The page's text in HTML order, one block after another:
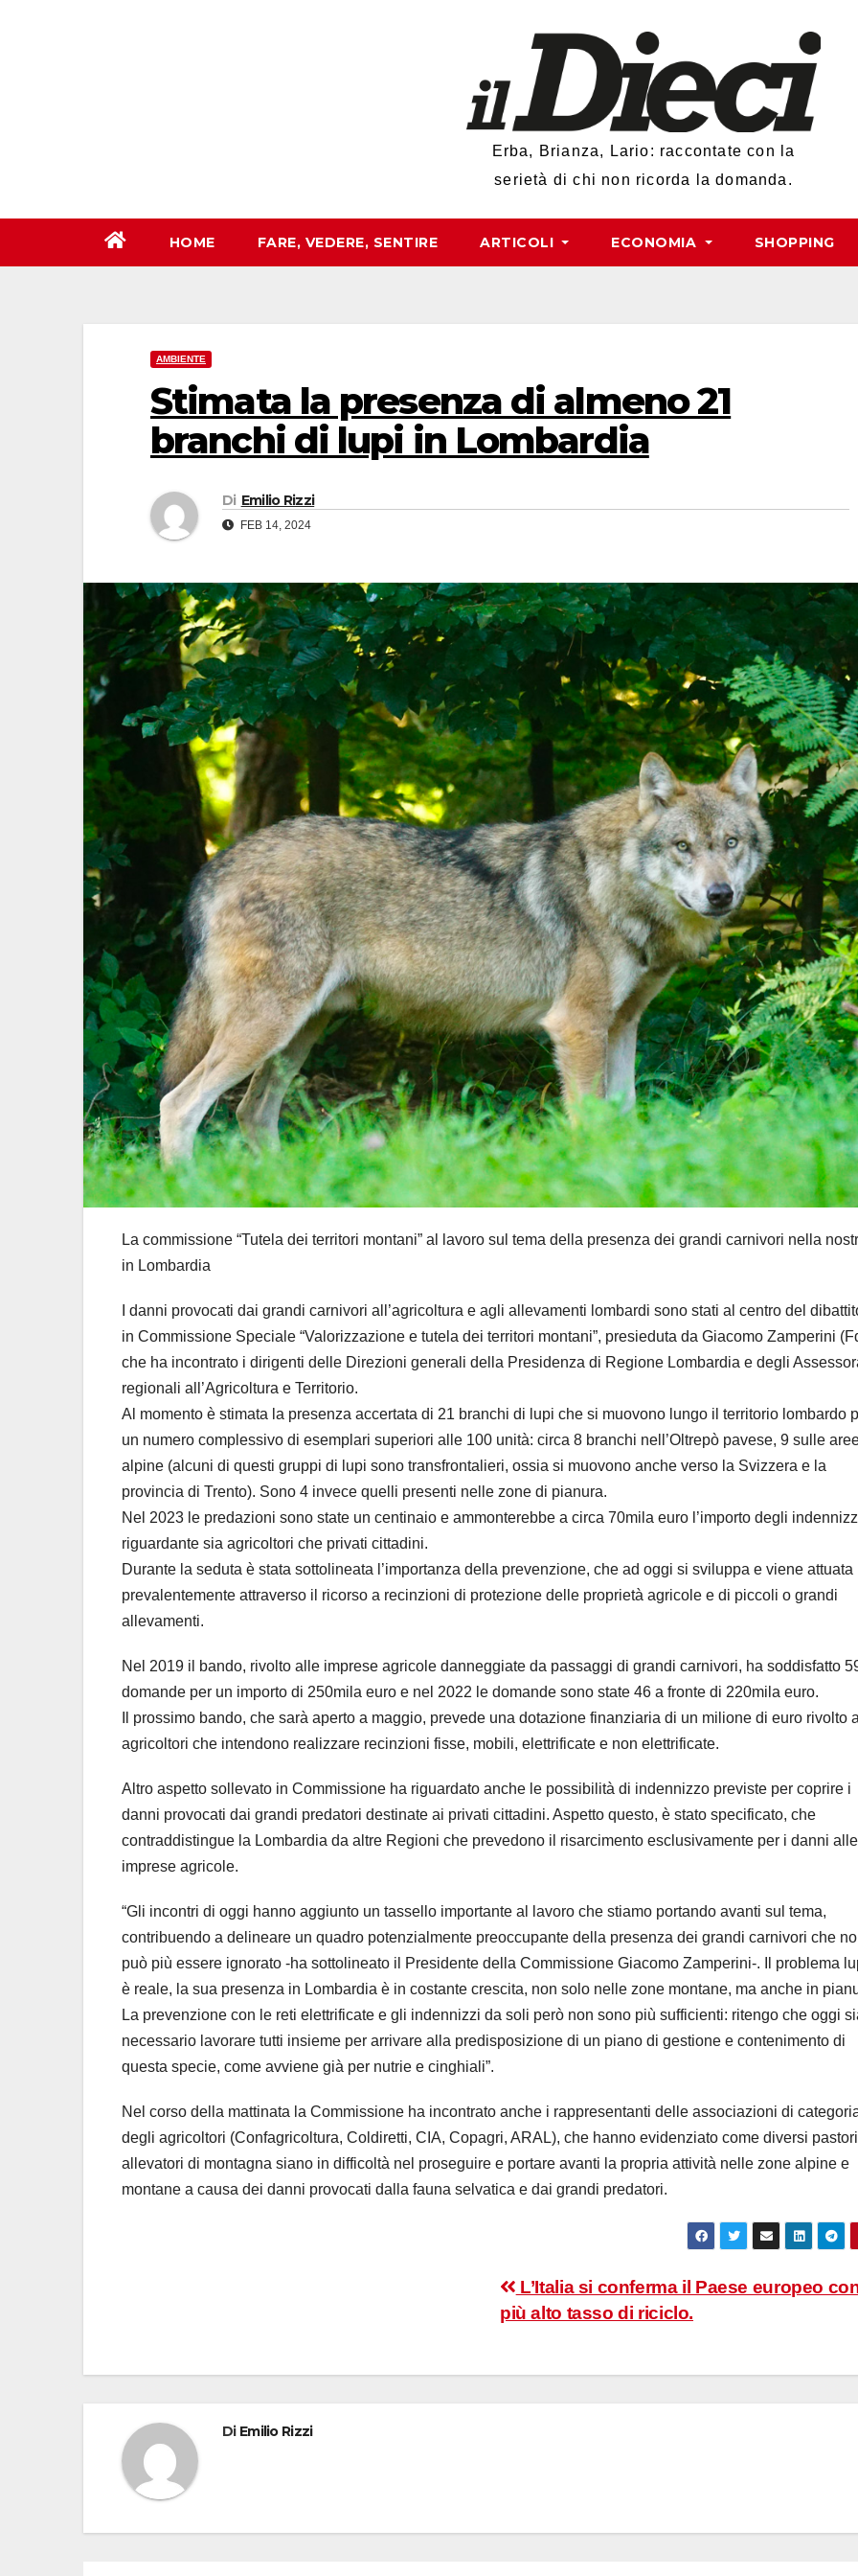
Erba, Brianza, Lario: raccontate con la
serietà di chi non ricorda la domanda.
HOME FARE, VEDERE, SENTIRE ARTICOLI ECONOMIA SHOPPING
AMBIENTE
Stimata la presenza di almeno 21
branchi di lupi in Lombardia
Di Emilio Rizzi
FEB 14, 2024
La commissione “Tutela dei territori montani” al lavoro sul tema della presenza dei grandi carnivori nella
in Lombardia
I danni provocati dai grandi carnivori all’agricoltura e agli allevamenti lombardi sono stati al centro del
in Commissione Speciale “Valorizzazione e tutela dei territori montani”, presieduta da Giacomo Zamperini
che ha incontrato i dirigenti delle Direzioni generali della Presidenza di Regione Lombardia e degli
regionali all’Agricoltura e Territorio.
Al momento è stimata la presenza accertata di 21 branchi di lupi che si muovono lungo il territorio lombardo
un numero complessivo di esemplari superiori alle 100 unità: circa 8 branchi nell’Oltrepò pavese, 9 sulle
alpine (alcuni di questi gruppi di lupi sono transfrontalieri, ossia si muovono anche verso la Svizzera e la
provincia di Trento). Sono 4 invece quelli presenti nelle zone di pianura.
Nel 2023 le predazioni sono state un centinaio e ammonterebbe a circa 70mila euro l’importo degli
riguardante sia agricoltori che privati cittadini.
Durante la seduta è stata sottolineata l’importanza della prevenzione, che ad oggi si sviluppa e viene attuata
prevalentemente attraverso il ricorso a recinzioni di protezione delle proprietà agricole e di piccoli o grandi
allevamenti.
Nel 2019 il bando, rivolto alle imprese agricole danneggiate da passaggi di grandi carnivori, ha soddisfatto
domande per un importo di 250mila euro e nel 2022 le domande sono state 46 a fronte di 220mila euro.
Il prossimo bando, che sarà aperto a maggio, prevede una dotazione finanziaria di un milione di euro rivolto
agricoltori che intendono realizzare recinzioni fisse, mobili, elettrificate e non elettrificate.
Altro aspetto sollevato in Commissione ha riguardato anche le possibilità di indennizzo previste per coprire i
danni provocati dai grandi predatori destinate ai privati cittadini. Aspetto questo, è stato specificato, che
contraddistingue la Lombardia da altre Regioni che prevedono il risarcimento esclusivamente per i danni alle
imprese agricole.
“Gli incontri di oggi hanno aggiunto un tassello importante al lavoro che stiamo portando avanti sul tema,
contribuendo a delineare un quadro potenzialmente preoccupante della presenza dei grandi carnivori che
può più essere ignorato -ha sottolineato il Presidente della Commissione Giacomo Zamperini-. Il problema
è reale, la sua presenza in Lombardia è in costante crescita, non solo nelle zone montane, ma anche in
La prevenzione con le reti elettrificate e gli indennizzi da soli però non sono più sufficienti: ritengo che oggi
necessario lavorare tutti insieme per arrivare alla predisposizione di un piano di gestione e contenimento di
questa specie, come avviene già per nutrie e cinghiali”.
Nel corso della mattinata la Commissione ha incontrato anche i rappresentanti delle associazioni di
degli agricoltori (Confagricoltura, Coldiretti, CIA, Copagri, ARAL), che hanno evidenziato come diversi
allevatori di montagna siano in difficoltà nel proseguire e portare avanti la propria attività nelle zone alpine e
montane a causa dei danni provocati dalla fauna selvatica e dai grandi predatori.
L’Italia si conferma il Paese europeo
più alto tasso di riciclo.
Di Emilio Rizzi